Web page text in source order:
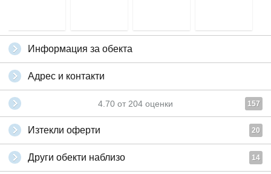
Информация за обекта
Адрес и контакти
4.70 от 204 оценки 157
Изтекли оферти 20
Други обекти наблизо 14